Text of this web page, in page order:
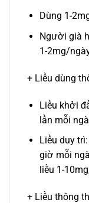
Dùng 1-
Người già
1-2mg/
+ Liều dùng
Liều khởi
lần mỗi
Liều duy
giờ mỗi
liều 1-
+ Liều thông